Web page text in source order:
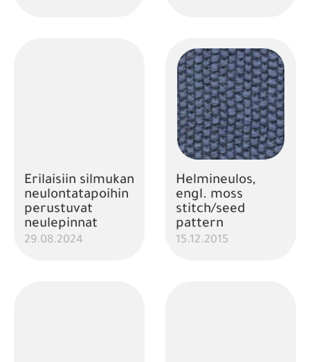
Erilaisiin silmukan
neulontatapoihin
perustuvat
neulepinnat
29.08.2024
Helmineulos,
engl. moss
stitch/seed
pattern
15.12.2015